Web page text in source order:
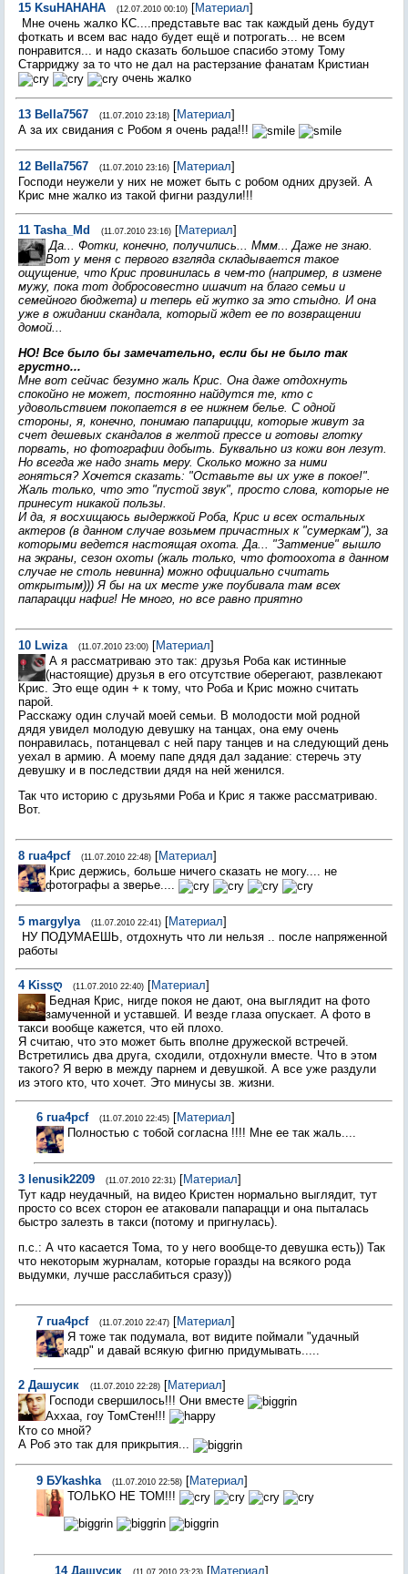
15 KsuHAHAHA (12.07.2010 00:10) [Материал]
Мне очень жалко КС....представьте вас так каждый день будут
фоткать и всем вас надо будет ещё и потрогать... не всем
понравится... и надо сказать большое спасибо этому Тому
Старриджу за то что не дал на растерзание фанатам Кристиан
очень жалко
13 Bella7567 (11.07.2010 23:18) [Материал]
А за их свидания с Робом я очень рада!!!
12 Bella7567 (11.07.2010 23:16) [Материал]
Господи неужели у них не может быть с робом одних друзей. А
Крис мне жалко из такой фигни раздули!!!
11 Tasha_Md (11.07.2010 23:16) [Материал]
Да... Фотки, конечно, получились... Ммм... Даже не знаю.
Вот у меня с первого взгляда складывается такое
ощущение, что Крис провинилась в чем-то (например, в измене
мужу, пока тот добросовестно ишачит на благо семьи и
семейного бюджета) и теперь ей жутко за это стыдно. И она
уже в ожидании скандала, который ждет ее по возвращении
домой...
НО! Все было бы замечательно, если бы не было так
грустно...
Мне вот сейчас безумно жаль Крис. Она даже отдохнуть
спокойно не может, постоянно найдутся те, кто с
удовольствием покопается в ее нижнем белье. С одной
стороны, я, конечно, понимаю папарицци, которые живут за
счет дешевых скандалов в желтой прессе и готовы глотку
порвать, но фотографии добыть. Буквально из кожи вон лезут.
Но всегда же надо знать меру. Сколько можно за ними
гоняться? Хочется сказать: "Оставьте вы их уже в покое!".
Жаль только, что это "пустой звук", просто слова, которые не
принесут никакой пользы.
И да, я восхищаюсь выдержкой Роба, Крис и всех остальных
актеров (в данном случае возьмем причастных к "сумеркам"), за
которыми ведется настоящая охота. Да... "Затмение" вышло
на экраны, сезон охоты (жаль только, что фотоохота в данном
случае не столь невинна) можно официально считать
открытым))) Я бы на их месте уже поубивала там всех
папарацци нафиг! Не много, но все равно приятно
10 Lwiza (11.07.2010 23:00) [Материал]
А я рассматриваю это так: друзья Роба как истинные
(настоящие) друзья в его отсутствие оберегают, развлекают
Крис. Это еще один + к тому, что Роба и Крис можно считать
парой.
Расскажу один случай моей семьи. В молодости мой родной
дядя увидел молодую девушку на танцах, она ему очень
понравилась, потанцевал с ней пару танцев и на следующий день
уехал в армию. А моему папе дядя дал задание: стеречь эту
девушку и в последствии дядя на ней женился.
Так что историю с друзьями Роба и Крис я также рассматриваю.
Вот.
8 гua4pcf (11.07.2010 22:48) [Материал]
Крис держись, больше ничего сказать не могу.... не
фотографы а зверье....
5 margylya (11.07.2010 22:41) [Материал]
НУ ПОДУМАЕШЬ, отдохнуть что ли нельзя .. после напряженной
работы
4 Kissღ (11.07.2010 22:40) [Материал]
Бедная Крис, нигде покоя не дают, она выглядит на фото
замученной и уставшей. И везде глаза опускает. А фото в
такси вообще кажется, что ей плохо.
Я считаю, что это может быть вполне дружеской встречей.
Встретились два друга, сходили, отдохнули вместе. Что в этом
такого? Я верю в между парнем и девушкой. А все уже раздули
из этого кто, что хочет. Это минусы зв. жизни.
6 гua4pcf (11.07.2010 22:45) [Материал]
Полностью с тобой согласна !!!! Мне ее так жаль....
3 lenusik2209 (11.07.2010 22:31) [Материал]
Тут кадр неудачный, на видео Кристен нормально выглядит, тут
просто со всех сторон ее атаковали папарацци и она пыталась
быстро залезть в такси (потому и пригнулась).
п.с.: А что касается Тома, то у него вообще-то девушка есть)) Так
что некоторым журналам, которые горазды на всякого рода
выдумки, лучше расслабиться сразу))
7 гua4pcf (11.07.2010 22:47) [Материал]
Я тоже так подумала, вот видите поймали "удачный
кадр" и давай всякую фигню придумывать.....
2 Дашусик (11.07.2010 22:28) [Материал]
Господи свершилось!!! Они вместе
Аххаа, гоу ТомСтен!!!
Кто со мной?
А Роб это так для прикрытия...
9 БУkashka (11.07.2010 22:58) [Материал]
ТОЛЬКО НЕ ТОМ!!!
14 Дашусик (11.07.2010 23:23) [Материал]